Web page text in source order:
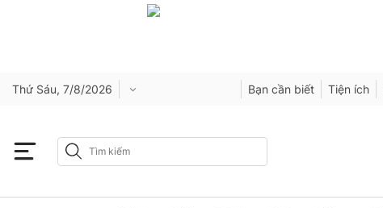
Thứ Sáu, 7/8/2026 Bạn cần biết Tiện ích